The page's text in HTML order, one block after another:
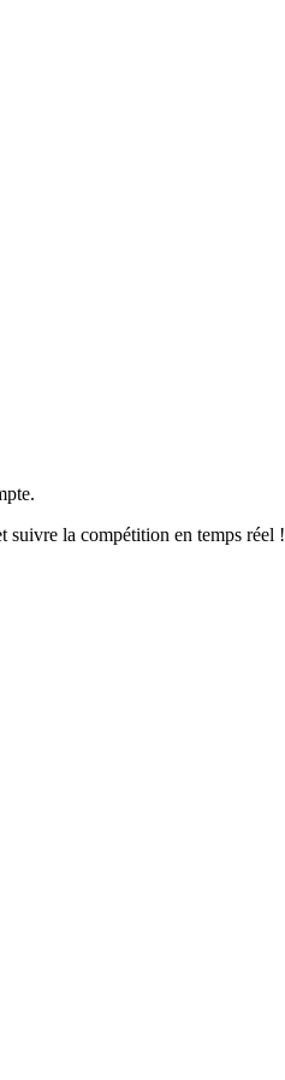
suivre la compétition en temps réel !